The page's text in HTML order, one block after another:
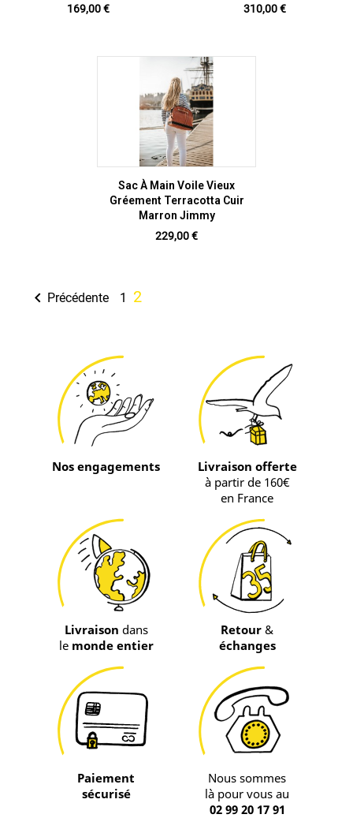
Prix
169,00 €
Prix
310,00 €
Sac À Main Voile Vieux
Gréement Terracotta Cuir
Marron Jimmy
Prix
229,00 €
 Précédente 1 2
Nos engagements
Livraison offerte
à partir de 160€
en France
Livraison dans
lemonde entier
Retour &
échanges
Paiement
sécurisé
Nous sommes
là pour vous au
02 99 20 17 91